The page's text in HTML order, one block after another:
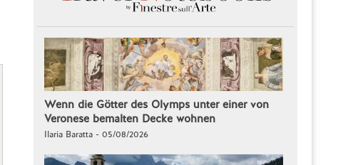
Wenn die Götter des Olymps unter einer von
Veronese bemalten Decke wohnen
Ilaria Baratta - 05/08/2026